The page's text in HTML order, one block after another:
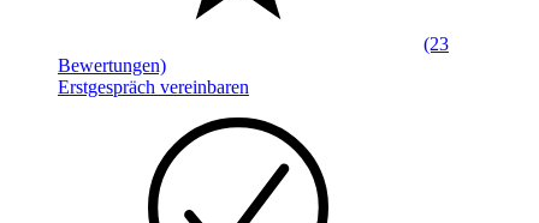
(23
Bewertungen)
Erstgespräch vereinbaren